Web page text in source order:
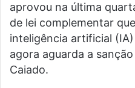
aprovou na última
de lei complementar
inteligência artificial
agora aguarda a
Caiado.